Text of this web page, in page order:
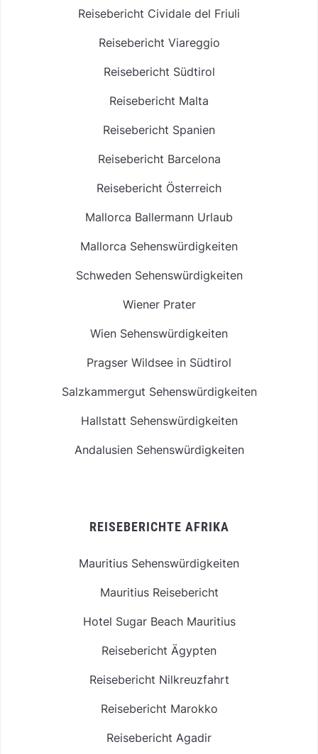
Reisebericht Cividale del Friuli
Reisebericht Viareggio
Reisebericht Südtirol
Reisebericht Malta
Reisebericht Spanien
Reisebericht Barcelona
Reisebericht Österreich
Mallorca Ballermann Urlaub
Mallorca Sehenswürdigkeiten
Schweden Sehenswürdigkeiten
Wiener Prater
Wien Sehenswürdigkeiten
Pragser Wildsee in Südtirol
Salzkammergut Sehenswürdigkeiten
Hallstatt Sehenswürdigkeiten
Andalusien Sehenswürdigkeiten
REISEBERICHTE AFRIKA
Mauritius Sehenswürdigkeiten
Mauritius Reisebericht
Hotel Sugar Beach Mauritius
Reisebericht Ägypten
Reisebericht Nilkreuzfahrt
Reisebericht Marokko
Reisebericht Agadir